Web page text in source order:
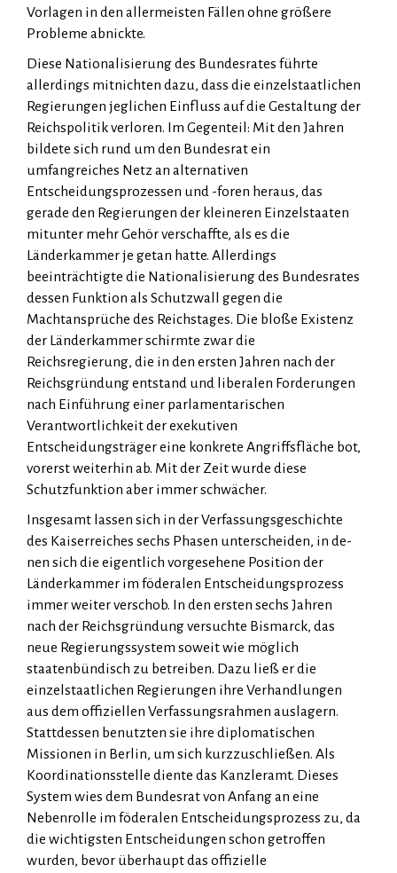
Vorlagen in den allermeisten Fällen ohne größere
Probleme abnickte.
Diese Nationalisierung des Bundesrates führte
allerdings mitnichten dazu, dass die einzelstaatlichen
Regierungen jeglichen Einfluss auf die Gestaltung der
Reichspolitik verloren. Im Gegenteil: Mit den Jahren
bildete sich rund um den Bundesrat ein
umfangreiches Netz an alternativen
Entscheidungsprozessen und -foren heraus, das
gerade den Regierungen der kleineren Einzelstaaten
mitunter mehr Gehör verschaffte, als es die
Länderkammer je getan hatte. Allerdings
beeinträchtigte die Nationalisierung des Bundesrates
dessen Funktion als Schutzwall gegen die
Machtansprüche des Reichstages. Die bloße Existenz
der Länderkammer schirmte zwar die
Reichsregierung, die in den ersten Jahren nach der
Reichsgründung entstand und liberalen Forderungen
nach Einführung einer parlamentarischen
Verantwortlichkeit der exekutiven
Entscheidungsträger eine konkrete Angriffsfläche bot,
vorerst weiterhin ab. Mit der Zeit wurde diese
Schutzfunktion aber immer schwächer.
Insgesamt lassen sich in der Verfassungsgeschichte
des Kaiserreiches sechs Phasen unterscheiden, in de­
nen sich die eigentlich vorgesehene Position der
Länderkammer im föderalen Entscheidungsprozess
immer weiter verschob. In den ersten sechs Jahren
nach der Reichsgründung versuchte Bismarck, das
neue Regierungssystem soweit wie möglich
staatenbündisch zu betreiben. Dazu ließ er die
einzelstaatlichen Regierungen ihre Verhandlungen
aus dem offiziellen Verfassungsrahmen auslagern.
Stattdessen benutz­ten sie ihre diplomatischen
Missionen in Berlin, um sich kurzzuschließen. Als
Koordinationsstelle diente das Kanzleramt. Dieses
System wies dem Bundesrat von Anfang an eine
Nebenrolle im föderalen Ent­schei­dungsprozess zu, da
die wichtigsten Entschei­dun­gen schon getroffen
wurden, bevor überhaupt das offizielle